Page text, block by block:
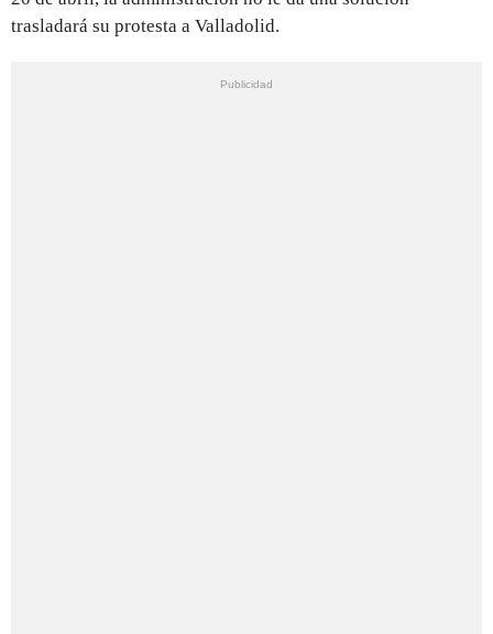
trasladará su protesta a Valladolid.